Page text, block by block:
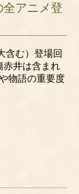
全アニメ登
含む）登場回
井は含まれ
物語の重要度